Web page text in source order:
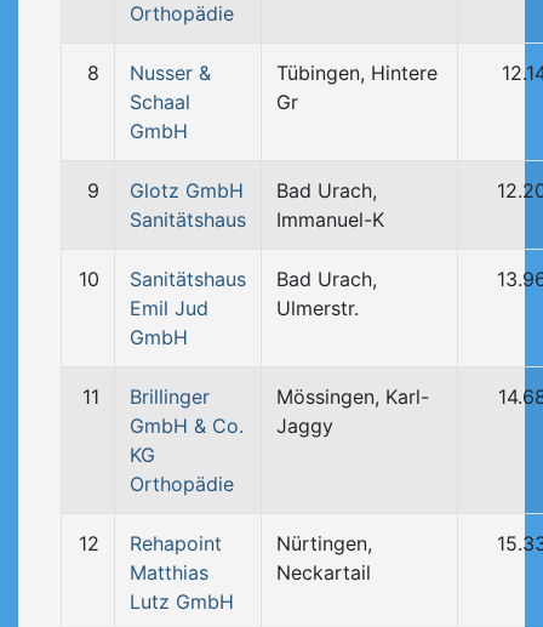
Orthopädie
8
Nusser &
Schaal
GmbH
Tübingen, Hintere
Gr
9
Glotz GmbH
Sanitätshaus
Bad Urach,
Immanuel-K
10
Sanitätshaus
Emil Jud
GmbH
Bad Urach,
Ulmerstr.
11
Brillinger
GmbH & Co.
KG
Orthopädie
Mössingen, Karl-
Jaggy
12
Rehapoint
Matthias
Lutz GmbH
Nürtingen,
Neckartail